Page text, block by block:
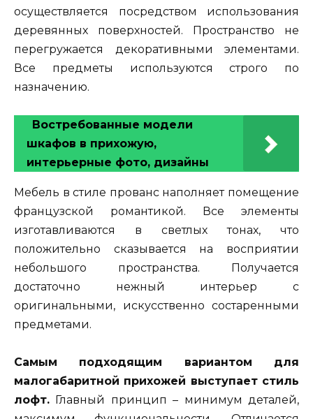
осуществляется посредством использования
деревянных поверхностей. Пространство не
перегружается декоративными элементами.
Все предметы используются строго по
назначению.
Востребованные модели
шкафов в прихожую,
интерьерные фото, дизайны
Мебель в стиле прованс наполняет помещение
французской романтикой. Все элементы
изготавливаются в светлых тонах, что
положительно сказывается на восприятии
небольшого пространства. Получается
достаточно нежный интерьер с
оригинальными, искусственно состаренными
предметами.
Самым подходящим вариантом для
малогабаритной прихожей выступает стиль
лофт. Главный принцип – минимум деталей,